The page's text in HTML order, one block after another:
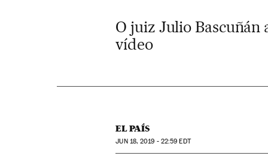
O juiz Julio
vídeo
EL PAÍS
JUN18, 2019 - 22:59 EDT